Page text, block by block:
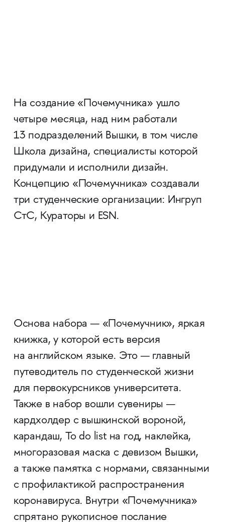
На создание «Почемучника» ушло
четыре месяца, над ним работали
13 подразделений Вышки, в том числе
Школа дизайна, специалисты которой
придумали и исполнили дизайн.
Концепцию «Почемучника» создавали
три студенческие организации: Ингруп
СтС, Кураторы и ESN.
Основа набора — «Почемучник», яркая
книжка, у которой есть версия
на английском языке. Это — главный
путеводитель по студенческой жизни
для первокурсников университета.
Также в набор вошли сувениры —
кардхолдер с вышкинской вороной,
карандаш, To do list на год, наклейка,
многоразовая маска с девизом Вышки,
а также памятка с нормами, связанными
с профилактикой распространения
коронавируса. Внутри «Почемучника»
спрятано рукописное послание